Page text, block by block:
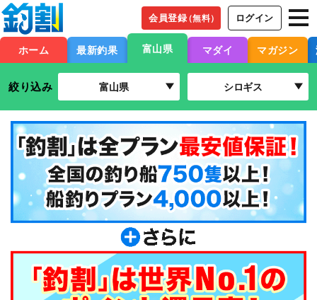
会員登録（無料） ログイン
ホーム 最新釣果 富山県 マダイ マガジン
絞り込み 富山県 シロギス